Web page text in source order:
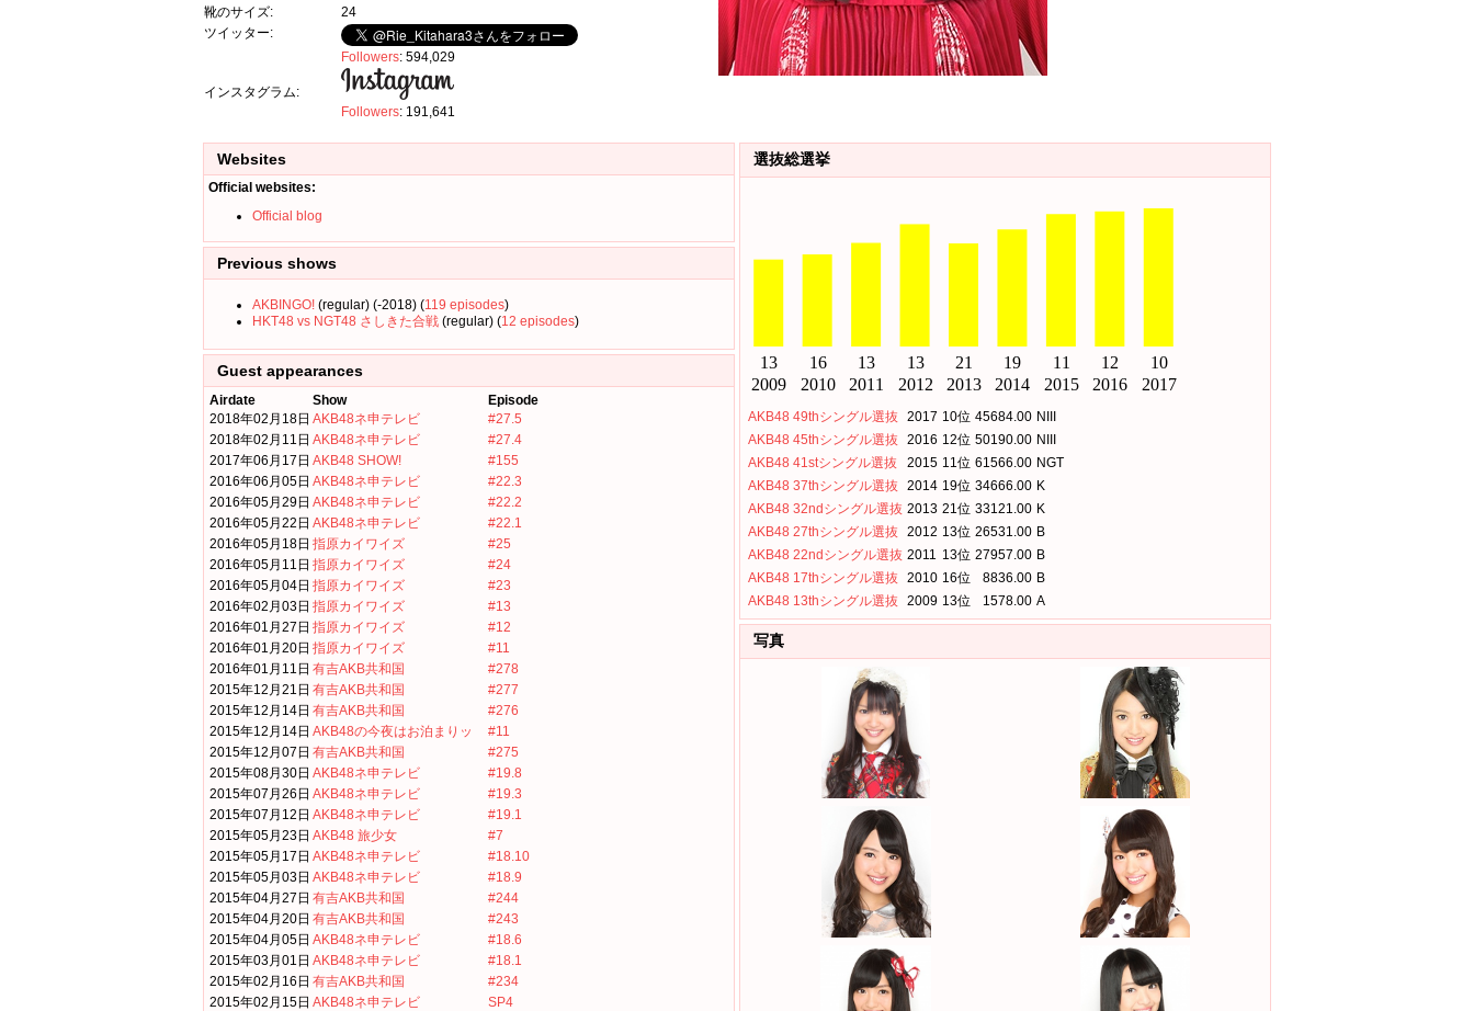
靴のサイズ:
24
ツイッター:
Followers: 594,029
インスタグラム:
Followers: 191,641
Websites
Official websites:
Official blog
Previous shows
AKBINGO! (regular) (-2018) (119 episodes)
HKT48 vs NGT48 さしきた合戦 (regular) (12 episodes)
Guest appearances
Airdate Show
Episode
2018年02月18日 AKB48ネ申テレビ
#27.5
2018年02月11日 AKB48ネ申テレビ
#27.4
2017年06月17日 AKB48 SHOW!
#155
2016年06月05日 AKB48ネ申テレビ
#22.3
2016年05月29日 AKB48ネ申テレビ
#22.2
2016年05月22日 AKB48ネ申テレビ
#22.1
2016年05月18日 指原カイワイズ
#25
2016年05月11日 指原カイワイズ
#24
2016年05月04日 指原カイワイズ
#23
2016年02月03日 指原カイワイズ
#13
2016年01月27日 指原カイワイズ
#12
2016年01月20日 指原カイワイズ
#11
2016年01月11日 有吉AKB共和国
#278
2015年12月21日 有吉AKB共和国
#277
2015年12月14日 有吉AKB共和国
#276
2015年12月14日 AKB48の今夜はお泊まりッ
#11
2015年12月07日 有吉AKB共和国
#275
2015年08月30日 AKB48ネ申テレビ
#19.8
2015年07月26日 AKB48ネ申テレビ
#19.3
2015年07月12日 AKB48ネ申テレビ
#19.1
2015年05月23日 AKB48 旅少女
#7
2015年05月17日 AKB48ネ申テレビ
#18.10
2015年05月03日 AKB48ネ申テレビ
#18.9
2015年04月27日 有吉AKB共和国
#244
2015年04月20日 有吉AKB共和国
#243
2015年04月05日 AKB48ネ申テレビ
#18.6
2015年03月01日 AKB48ネ申テレビ
#18.1
2015年02月16日 有吉AKB共和国
#234
2015年02月15日 AKB48ネ申テレビ
SP4
選抜総選挙
AKB48 49thシングル選抜 2017 10位 45684.00 NIII
AKB48 45thシングル選抜
2016 12位 50190.00 NIII
AKB48 41stシングル選抜
2015 11位 61566.00 NGT
AKB48 37thシングル選抜
2014 19位 34666.00 K
AKB48 32ndシングル選抜 2013 21位 33121.00 K
AKB48 27thシングル選抜
2012 13位 26531.00 B
AKB48 22ndシングル選抜 2011 13位 27957.00 B
AKB48 17thシングル選抜
2010 16位 8836.00 B
AKB48 13thシングル選抜
2009 13位 1578.00 A
写真